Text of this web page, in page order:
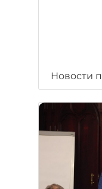
Новости